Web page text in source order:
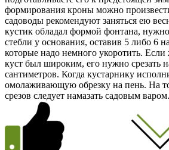
формирования кроны можно
садоводы рекомендуют заняться ею
кустик обладал формой фонтана, нужно
стебли у основания, оставив 5 либо 6
которые надо немного укоротить.
куст был широким, его нужно срезать
сантиметров. Когда кустарнику
омолаживающую обрезку на пень. На
срезов следует намазать садовым варом.